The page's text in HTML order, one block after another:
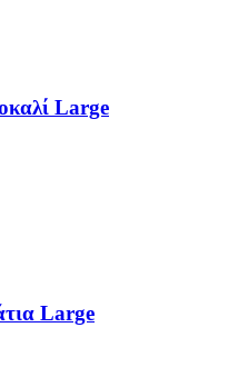
Large
Large